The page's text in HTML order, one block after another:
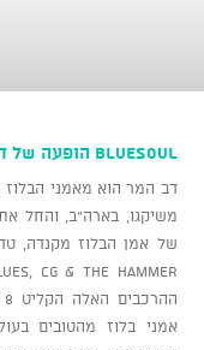
BlueSoUl הופעה של דב המר ולהקתו
דב המר הוא מאמני הבלוז